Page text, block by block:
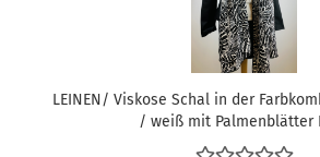
LEINEN/ Viskose Schal in der
/ weiß mit Palmenblätter